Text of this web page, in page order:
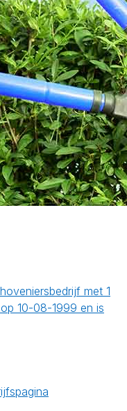
met 1
10-08-1999 en is